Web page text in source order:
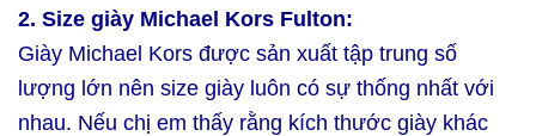
2. Size giày Michael Kors Fulton:
Giày Michael Kors được sản xuất tập trung số
lượng lớn nên size giày luôn có sự thống nhất với
nhau. Nếu chị em thấy rằng kích thước giày khác